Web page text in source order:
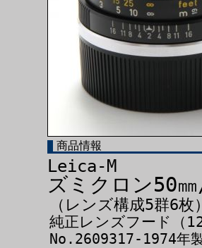
商品情報
Leica-M
ズミクロン50
（レンズ構成5群6枚
純正レンズフード（
No.2609317-1974年